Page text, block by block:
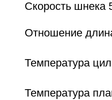
Скорость шнека
Отношение
Температура
Температура